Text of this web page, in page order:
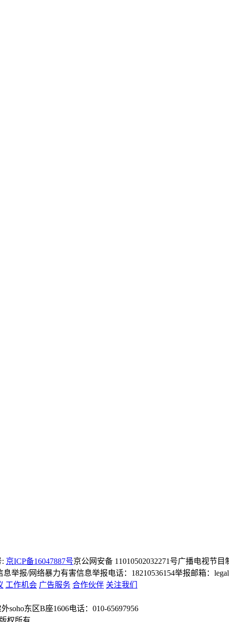
: 京ICP备16047887号京公网安备 11010502032271号广播电视节目
举报/网络暴力有害信息举报电话：18210536154举报邮箱：
工作机会 广告服务 合作伙伴 关注我们
soho东区B座1606电话：010-65697956
权所有